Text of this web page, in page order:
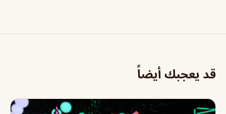
قد يعجبك أيضاً